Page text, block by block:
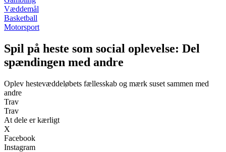
Væddemål
Basketball
Motorsport
Spil på heste som social oplevelse: Del
spændingen med andre
Oplev hestevæddeløbets fællesskab og mærk suset sammen med
andre
Trav
Trav
At dele er kærligt
X
Facebook
Instagram